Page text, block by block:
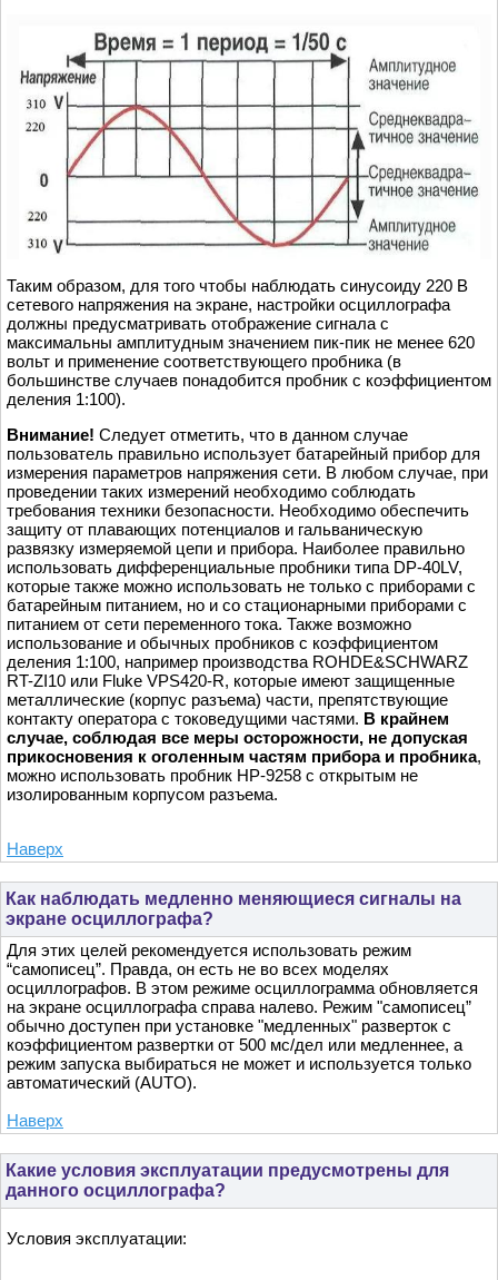
Таким образом, для того чтобы наблюдать синусоиду 220 В
сетевого напряжения на экране, настройки осциллографа
должны предусматривать отображение сигнала с
максимальны амплитудным значением пик-пик не менее 620
вольт и применение соответствующего пробника (в
большинстве случаев понадобится пробник с коэффициентом
деления 1:100).
Внимание! Следует отметить, что в данном случае
пользователь правильно использует батарейный прибор для
измерения параметров напряжения сети. В любом случае, при
проведении таких измерений необходимо соблюдать
требования техники безопасности. Необходимо обеспечить
защиту от плавающих потенциалов и гальваническую
развязку измеряемой цепи и прибора. Наиболее правильно
использовать дифференциальные пробники типа DP-40LV,
которые также можно использовать не только с приборами с
батарейным питанием, но и со стационарными приборами с
питанием от сети переменного тока. Также возможно
использование и обычных пробников с коэффициентом
деления 1:100, например производства ROHDE&SCHWARZ
RT-ZI10 или Fluke VPS420-R, которые имеют защищенные
металлические (корпус разъема) части, препятствующие
контакту оператора с токоведущими частями. В крайнем
случае, соблюдая все меры осторожности, не допуская
прикосновения к оголенным частям прибора и пробника,
можно использовать пробник HP-9258 с открытым не
изолированным корпусом разъема.
Наверх
Как наблюдать медленно меняющиеся сигналы на
экране осциллографа?
Для этих целей рекомендуется использовать режим
“самописец”. Правда, он есть не во всех моделях
осциллографов. В этом режиме осциллограмма обновляется
на экране осциллографа справа налево. Режим "самописец”
обычно доступен при установке "медленных" разверток с
коэффициентом развертки от 500 мс/дел или медленнее, а
режим запуска выбираться не может и используется только
автоматический (AUTO).
Наверх
Какие условия эксплуатации предусмотрены для
данного осциллографа?
Условия эксплуатации: